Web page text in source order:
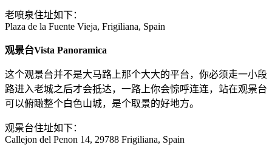
老喷泉住址如下：
Plaza de la Fuente Vieja, Frigiliana, Spain
观景台Vista Panoramica
这个观景台并不是大马路上那个大大的平台，你必须走一小段
路进入老城之后才会抵达，一路上你会惊呼连连，站在观景台
可以俯瞰整个白色山城，是个取景的好地方。
观景台住址如下：
Callejon del Penon 14, 29788 Frigiliana, Spain